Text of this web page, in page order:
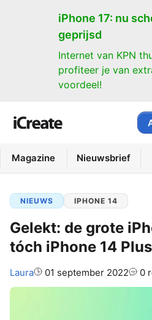
iPhone 17: nu
geprijsd
Internet van KPN
profiteer je van
voordeel!
Magazine Nieuwsbrief
NIEUWS IPHONE 14
Gelekt: de grote
tóch iPhone 14 Plus
Auteur:
Laura 01 september 2022 0